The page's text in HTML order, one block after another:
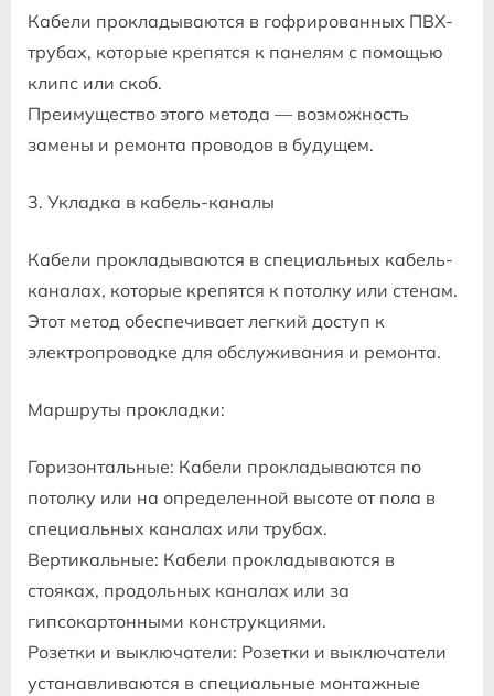
Кабели прокладываются в гофрированных ПВХ-
трубах, которые крепятся к панелям с помощью
клипс или скоб.
Преимущество этого метода — возможность
замены и ремонта проводов в будущем.
3. Укладка в кабель-каналы
Кабели прокладываются в специальных кабель-
каналах, которые крепятся к потолку или стенам.
Этот метод обеспечивает легкий доступ к
электропроводке для обслуживания и ремонта.
Маршруты прокладки:
Горизонтальные: Кабели прокладываются по
потолку или на определенной высоте от пола в
специальных каналах или трубах.
Вертикальные: Кабели прокладываются в
стояках, продольных каналах или за
гипсокартонными конструкциями.
Розетки и выключатели: Розетки и выключатели
устанавливаются в специальные монтажные